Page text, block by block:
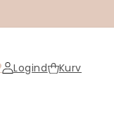
Logind
Logind Kurv